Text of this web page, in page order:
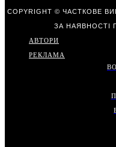
COPYRIGHT © ЧАСТКОВЕ
ЗА НАЯВНОСТІ
АВТОРИ
РЕКЛАМА